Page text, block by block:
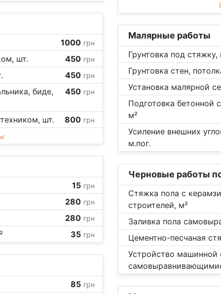
1000 грн
шт. 450 грн
450 грн
биде, 450 грн
шт. 800 грн
15 грн
280 грн
280 грн
35 грн
85 грн
Малярные работы
Грунтовка под стяжку,
Грунтовка стен,
Установка малярной
Подготовка бетонной
м²
Усиление внешних
м.пог.
Черновые работы
Стяжка пола с
строителей, м²
Заливка пола
Цементно-песчаная
Устройство машинной